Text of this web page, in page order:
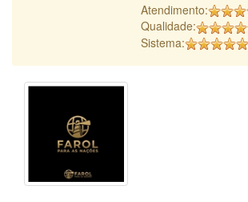
Atendimento:
Qualidade:
Sistema: